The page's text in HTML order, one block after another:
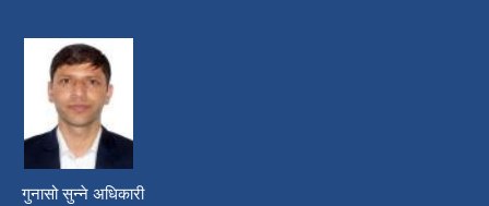
गुनासो सुन्ने अधिकारी